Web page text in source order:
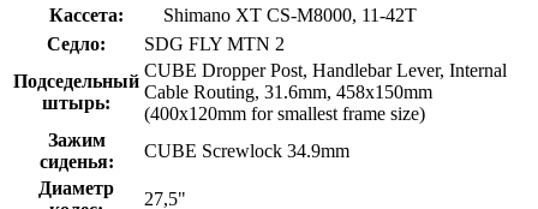
Кассета:
Shimano XT CS-M8000, 11-42T
Седло:
SDG FLY MTN 2
Подседельный
штырь:
CUBE Dropper Post, Handlebar Lever, Internal
Cable Routing, 31.6mm, 458x150mm
(400x120mm for smallest frame size)
Зажим
сиденья:
CUBE Screwlock 34.9mm
Диаметр
27,5"